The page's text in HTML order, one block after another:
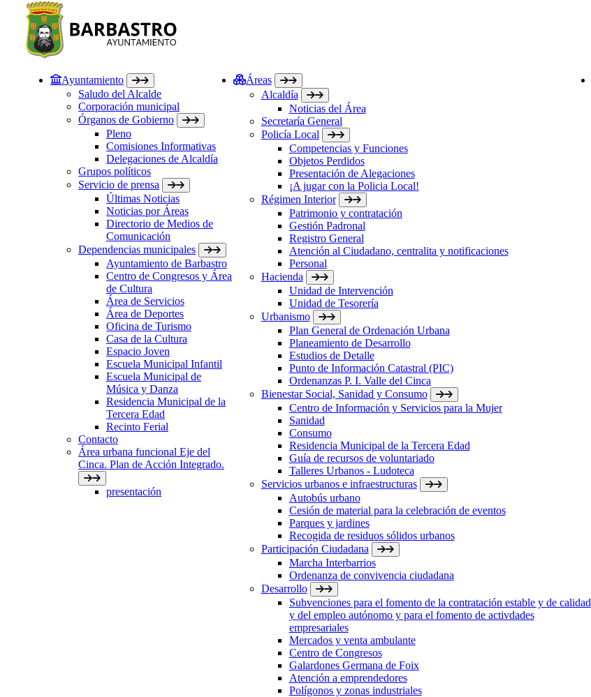
Ayuntamiento
Saludo del Alcalde
Corporación municipal
Órganos de Gobierno
Pleno
Comisiones Informativas
Delegaciones de Alcaldía
Grupos políticos
Servicio de prensa
Últimas Noticias
Noticias por Áreas
Directorio de Medios de
Comunicación
Dependencias municipales
Ayuntamiento de Barbastro
Centro de Congresos y Área
de Cultura
Área de Servicios
Área de Deportes
Oficina de Turismo
Casa de la Cultura
Espacio Joven
Escuela Municipal Infantil
Escuela Municipal de
Música y Danza
Residencia Municipal de la
Tercera Edad
Recinto Ferial
Contacto
Área urbana funcional Eje del
Cinca. Plan de Acción Integrado.
presentación
Áreas
Alcaldía
Noticias del Área
Secretaría General
Policía Local
Competencias y Funciones
Objetos Perdidos
Presentación de Alegaciones
¡A jugar con la Policia Local!
Régimen Interior
Patrimonio y contratación
Gestión Padronal
Registro General
Atención al Ciudadano, centralita y notificaciones
Personal
Hacienda
Unidad de Intervención
Unidad de Tesorería
Urbanismo
Plan General de Ordenación Urbana
Planeamiento de Desarrollo
Estudios de Detalle
Punto de Información Catastral (PIC)
Ordenanzas P. I. Valle del Cinca
Bienestar Social, Sanidad y Consumo
Centro de Información y Servicios para la Mujer
Sanidad
Consumo
Residencia Municipal de la Tercera Edad
Guía de recursos de voluntariado
Talleres Urbanos - Ludoteca
Servicios urbanos e infraestructuras
Autobús urbano
Cesión de material para la celebración de eventos
Parques y jardines
Recogida de residuos sólidos urbanos
Participación Ciudadana
Marcha Interbarrios
Ordenanza de convivencia ciudadana
Desarrollo
Subvenciones para el fomento de la contratación estable y de calidad
y del empleo autónomo y para el fomento de activdades
empresariales
Mercados y venta ambulante
Centro de Congresos
Galardones Germana de Foix
Atención a emprendedores
Polígonos y zonas industriales